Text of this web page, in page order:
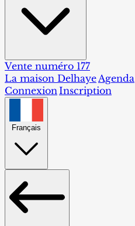
Vente numéro 177
La maison DelhayeAgenda
ConnexionInscription
Français